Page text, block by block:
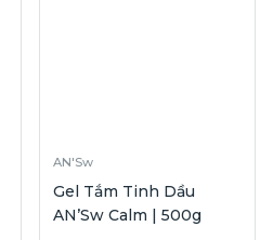
AN'Sw
Gel Tắm Tinh Dầu
AN’Sw Calm | 500g